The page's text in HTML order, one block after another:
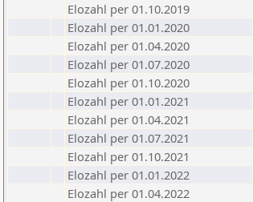
Elozahl per 01.10.2019
Elozahl per 01.01.2020
Elozahl per 01.04.2020
Elozahl per 01.07.2020
Elozahl per 01.10.2020
Elozahl per 01.01.2021
Elozahl per 01.04.2021
Elozahl per 01.07.2021
Elozahl per 01.10.2021
Elozahl per 01.01.2022
Elozahl per 01.04.2022